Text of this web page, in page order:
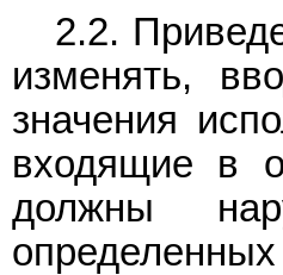
2.2.
изменять,
значения
входящие в
должны